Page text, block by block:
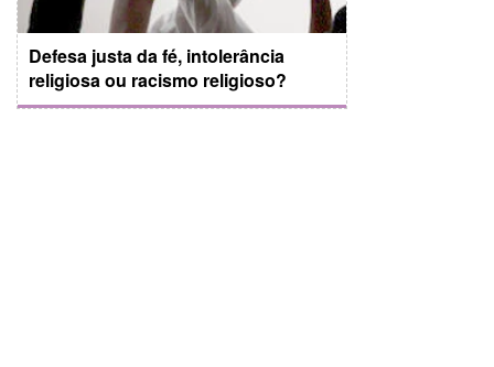
Defesa justa da fé, intolerância
religiosa ou racismo religioso?